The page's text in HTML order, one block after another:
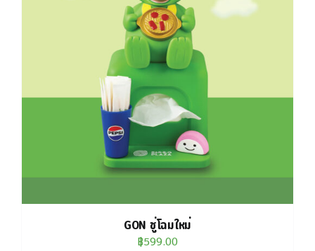
GON ชู่โฉมใหม่
฿599.00